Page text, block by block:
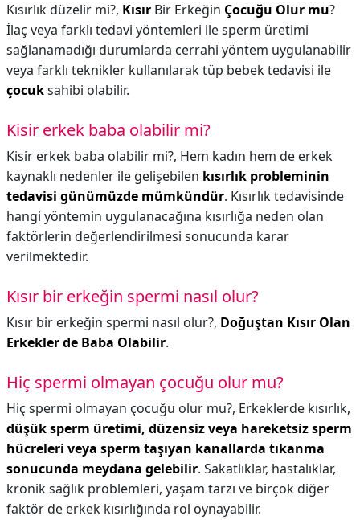
Kısırlık düzelir mi?, Kısır Bir Erkeğin Çocuğu Olur mu?
İlaç veya farklı tedavi yöntemleri ile sperm üretimi
sağlanamadığı durumlarda cerrahi yöntem uygulanabilir
veya farklı teknikler kullanılarak tüp bebek tedavisi ile
çocuksahibi olabilir.
Kisir erkek baba olabilir mi?
Kisir erkek baba olabilir mi?, Hem kadın hem de erkek
kaynaklı nedenler ile gelişebilen kısırlık probleminin
tedavisi günümüzde mümkündür. Kısırlık tedavisinde
hangi yöntemin uygulanacağına kısırlığa neden olan
faktörlerin değerlendirilmesi sonucunda karar
verilmektedir.
Kısır bir erkeğin spermi nasıl olur?
Kısır bir erkeğin spermi nasıl olur?, Doğuştan Kısır Olan
Erkekler de Baba Olabilir.
Hiç spermi olmayan çocuğu olur mu?
Hiç spermi olmayan çocuğu olur mu?, Erkeklerde kısırlık,
düşük sperm üretimi, düzensiz veya hareketsiz sperm
hücreleri veya sperm taşıyan kanallarda tıkanma
sonucunda meydana gelebilir. Sakatlıklar, hastalıklar,
kronik sağlık problemleri, yaşam tarzı ve birçok diğer
faktör de erkek kısırlığında rol oynayabilir.